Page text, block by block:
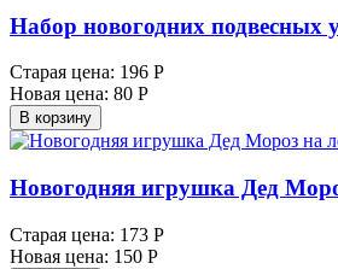
Набор новогодних
Старая цена: 196 Р
Новая цена: 80 Р
В корзину
Новогодняя игрушка Дед
Старая цена: 173 Р
Новая цена: 150 Р